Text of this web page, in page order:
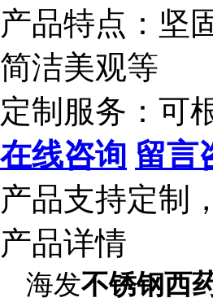
产品特点：坚
简洁美观等
定制服务：可
在线咨询 留言
产品支持定制
产品详情
海发不锈钢西